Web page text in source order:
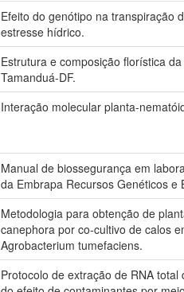
Efeito do genótipo na transpiração
estresse hídrico.
Estrutura e composição florística
Tamanduá-DF.
Interação molecular planta-
Manual de biossegurança em
da Embrapa Recursos Genéticos e
Metodologia para obtenção de
canephora por co-cultivo de calos
Agrobacterium tumefaciens.
Protocolo de extração de RNA